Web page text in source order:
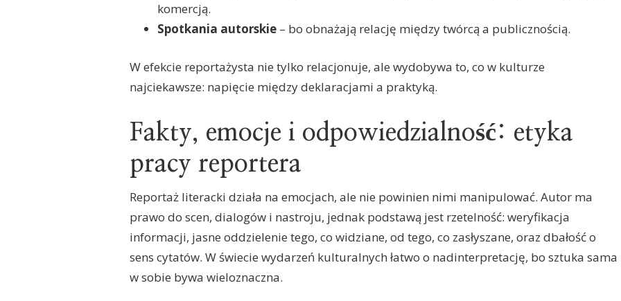
komercją.
Spotkania autorskie – bo obnażają relację między twórcą a publicznością.
W efekcie reportażysta nie tylko relacjonuje, ale wydobywa to, co w kulturze
najciekawsze: napięcie między deklaracjami a praktyką.
Fakty, emocje i odpowiedzialność: etyka
pracy reportera
Reportaż literacki działa na emocjach, ale nie powinien nimi manipulować. Autor ma
prawo do scen, dialogów i nastroju, jednak podstawą jest rzetelność: weryfikacja
informacji, jasne oddzielenie tego, co widziane, od tego, co zasłyszane, oraz dbałość o
sens cytatów. W świecie wydarzeń kulturalnych łatwo o nadinterpretację, bo sztuka sama
w sobie bywa wieloznaczna.